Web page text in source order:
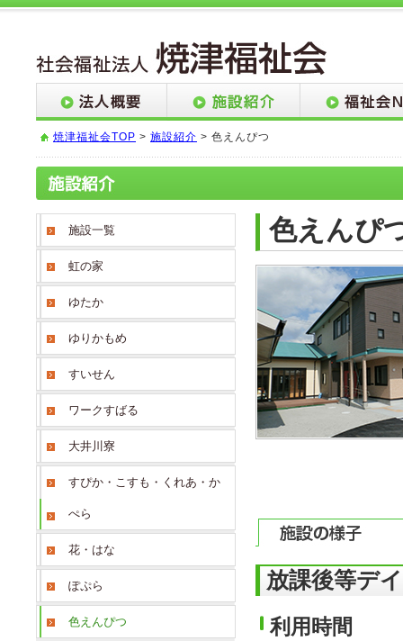
焼津福祉会TOP > 施設紹介 > 色えんぴつ
色えんぴ
放課後等デ
利用時間
施設一覧
虹の家
ゆたか
ゆりかもめ
すいせん
ワークすばる
大井川寮
すぴか・こすも・くれあ・か
ぺら
花・はな
ぽぷら
色えんぴつ